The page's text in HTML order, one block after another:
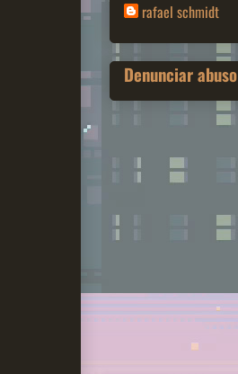
rafael schmidt
Denunciar abuso